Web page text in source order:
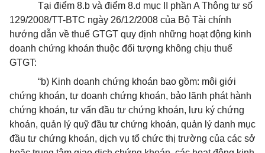
Tại điểm 8.b và điểm 8.d mục II phần A Thông tư số
129/2008/TT-BTC ngày 26/12/2008 của Bộ Tài chính
hướng dẫn về thuế GTGT quy định những hoạt động kinh
doanh chứng khoán thuộc đối tượng không chịu thuế
GTGT:
“b) Kinh doanh chứng khoán bao gồm: môi giới
chứng khoán, tự doanh chứng khoán, bảo lãnh phát hành
chứng khoán, tư vấn đầu tư chứng khoán, lưu ký chứng
khoán, quản lý quỹ đầu tư chứng khoán, quản lý danh mục
đầu tư chứng khoán, dịch vụ tổ chức thị trường của các sở